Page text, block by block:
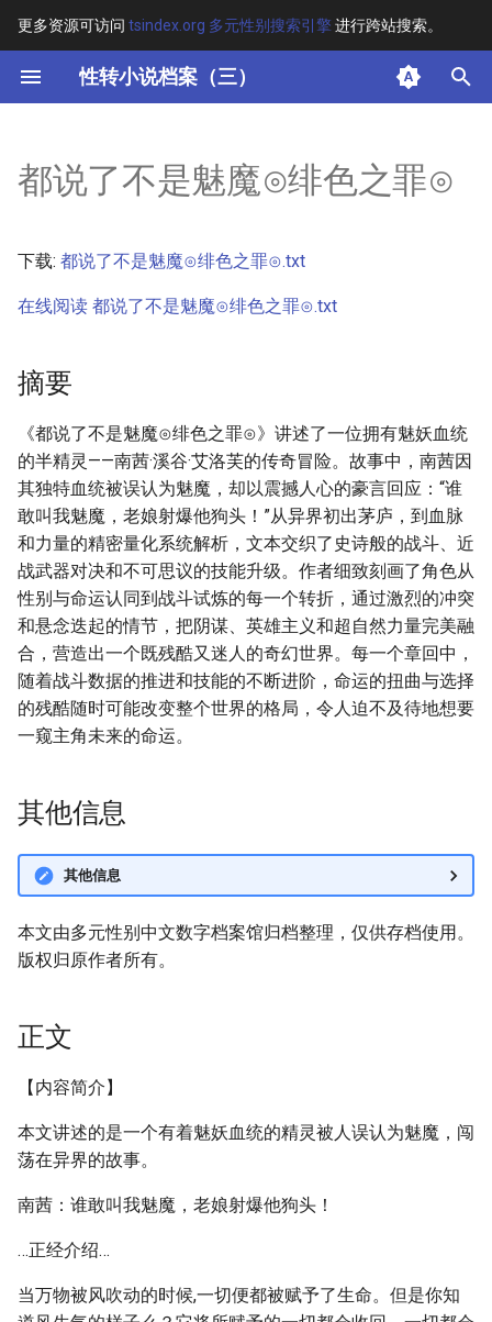
更多资源可访问 tsindex.org 多元性别搜索引擎进行跨站搜索。
性转小说档案（三）
键
开
搜
索
其他信息
正文
都说了不是魅魔⊙绯色之罪⊙
下载: 都说了不是魅魔⊙绯色之罪⊙.txt
在线阅读 都说了不是魅魔⊙绯色之罪⊙.txt
摘要
《都说了不是魅魔⊙绯色之罪⊙》讲述了一位拥有魅妖血统
的半精灵——南茜·溪谷·艾洛芙的传奇冒险。故事中，南茜因
其独特血统被误认为魅魔，却以震撼人心的豪言回应：“谁
敢叫我魅魔，老娘射爆他狗头！”从异界初出茅庐，到血脉
和力量的精密量化系统解析，文本交织了史诗般的战斗、近
战武器对决和不可思议的技能升级。作者细致刻画了角色从
性别与命运认同到战斗试炼的每一个转折，通过激烈的冲突
和悬念迭起的情节，把阴谋、英雄主义和超自然力量完美融
合，营造出一个既残酷又迷人的奇幻世界。每一个章回中，
随着战斗数据的推进和技能的不断进阶，命运的扭曲与选择
的残酷随时可能改变整个世界的格局，令人迫不及待地想要
一窥主角未来的命运。
其他信息
其他信息
本文由多元性别中文数字档案馆归档整理，仅供存档使用。
版权归原作者所有。
正文
【内容简介】
本文讲述的是一个有着魅妖血统的精灵被人误认为魅魔，闯
荡在异界的故事。
南茜：谁敢叫我魅魔，老娘射爆他狗头！
…正经介绍…
当万物被风吹动的时候,一切便都被赋予了生命。但是你知